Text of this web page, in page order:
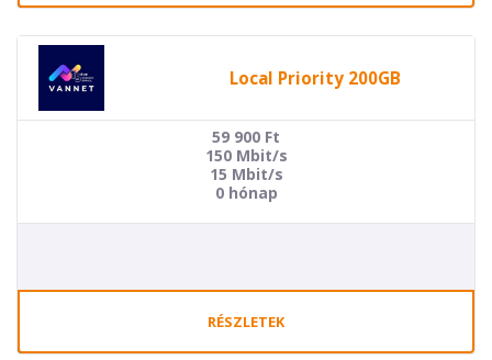
Local Priority 200GB
59 900 Ft
150 Mbit/s
15 Mbit/s
0 hónap
RÉSZLETEK